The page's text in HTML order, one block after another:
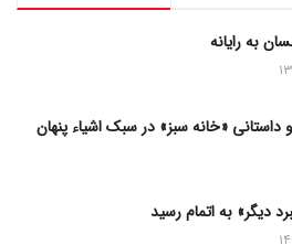
به رایانه
داستانی «خانه سبز» در سبک اشیاء پنهان
دیگر» به اتمام رسید